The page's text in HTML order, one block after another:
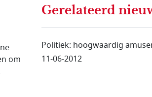
om
Gerelateerd
Politiek: hoogwaardig
11-06-2012